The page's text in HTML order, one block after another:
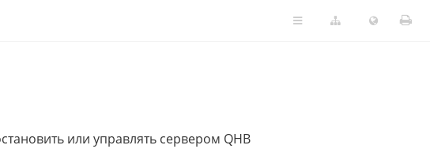
или управлять сервером QHB